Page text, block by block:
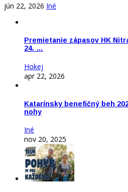
jún 22, 2026 Iné
Premietanie zápasov HK
24. …
Hokej
apr 22, 2026
Katarínsky benefičný beh
nohy
Iné
nov 20, 2025